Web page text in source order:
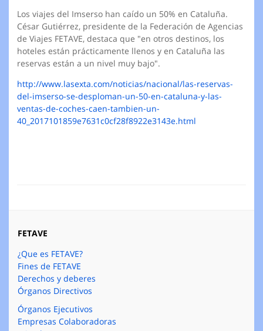
Los viajes del Imserso han caído un 50% en Cataluña.
César Gutiérrez, presidente de la Federación de Agencias
de Viajes FETAVE, destaca que "en otros destinos, los
hoteles están prácticamente llenos y en Cataluña las
reservas están a un nivel muy bajo".
http://www.lasexta.com/noticias/nacional/las-reservas-
del-imserso-se-desploman-un-50-en-cataluna-y-las-
ventas-de-coches-caen-tambien-un-
40_2017101859e7631c0cf28f8922e3143e.html
FETAVE
¿Que es FETAVE?
Fines de FETAVE
Derechos y deberes
Órganos Directivos
Órganos Ejecutivos
Empresas Colaboradoras